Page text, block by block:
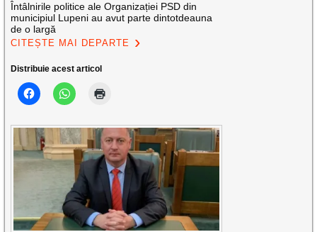
Întâlnirile politice ale Organizației PSD din
municipiul Lupeni au avut parte dintotdeauna
de o largă
CITEȘTE MAI DEPARTE
Distribuie acest articol